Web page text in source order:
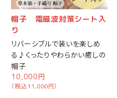
帽子 電磁波対策シート入
り
リバーシブルで装いを楽しめ
る♪くったりやわらかい癒しの
帽子
10,000円
（税込11,000円）